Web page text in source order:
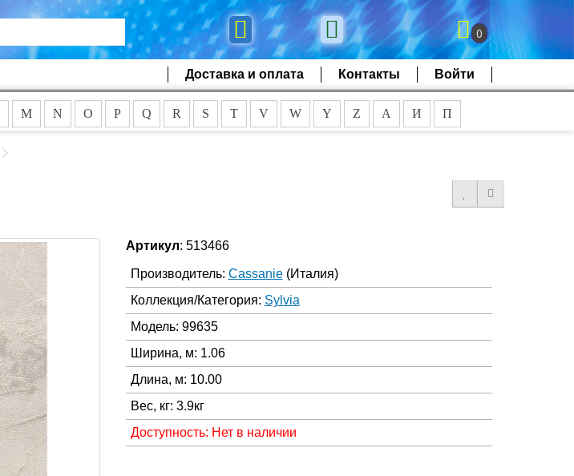
0
Доставка и оплата Контакты Войти
M N O P Q R S T V W Y Z А И П
Артикул: 513466
Производитель: Cassanie (Италия)
Коллекция/Категория: Sylvia
Модель: 99635
Ширина, м: 1.06
Длина, м: 10.00
Вес, кг: 3.9кг
Доступность: Нет в наличии